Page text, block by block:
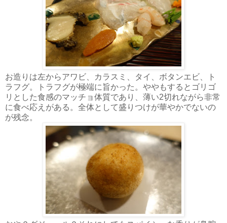
お造りは左からアワビ、カラスミ、タイ、ボタンエビ、ト
ラフグ。トラフグが極端に旨かった。ややもするとゴリゴ
リとした食感のマッチョ体質であり、薄い2切れながら非常
に食べ応えがある。全体として盛りつけが華やかでないの
が残念。